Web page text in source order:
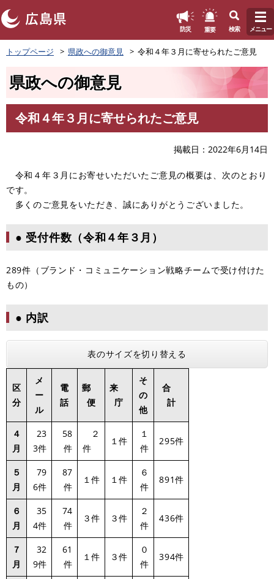
ペ
ー
頭
す
防災 重要 検索 メニュー
トップページ 県政への御意見 令和４年３月に寄せられたご意見
県政への御意見
文
令和４年３月に寄せられたご意見
掲載日 2022年6月14日
令和４年３月にお寄せいただいたご意見の概要は、次のとおり
です。
多くのご意見をいただき、誠にありがとうございました。
● 受付件数（令和４年３月）
289件（ブランド・コミュニケーション戦略チームで受け付けた
もの）
● 内訳
表のサイズを切り替える
区
分
メ
ー
ル
電
話
郵
便
来
庁
そ
の
他
合
計
４
月
23
3件
58
件
２
件
１件
１
件
295件
５
月
79
6件
87
件
１件 １件
６
件
891件
６
月
35
4件
74
件
３件 ３件
２
件
436件
７
月
32
9件
61
件
１件 ３件
０
件
394件